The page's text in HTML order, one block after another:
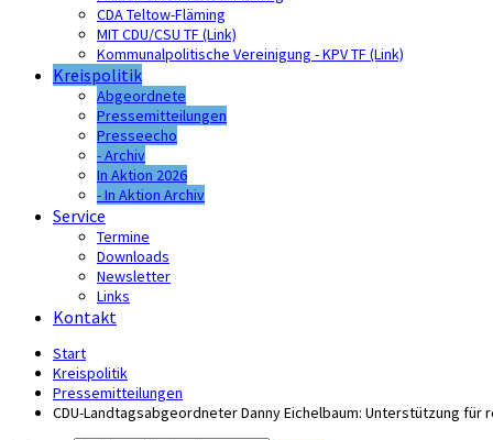
CDA Teltow-Fläming
MIT CDU/CSU TF (Link)
Kommunalpolitische Vereinigung - KPV TF (Link)
Kreispolitik
Abgeordnete
Pressemitteilungen
Presseecho
- Archiv
In Aktion 2026
- In Aktion Archiv
Service
Termine
Downloads
Newsletter
Links
Kontakt
Start
Kreispolitik
Pressemitteilungen
CDU-Landtagsabgeordneter Danny Eichelbaum: Unterstützung